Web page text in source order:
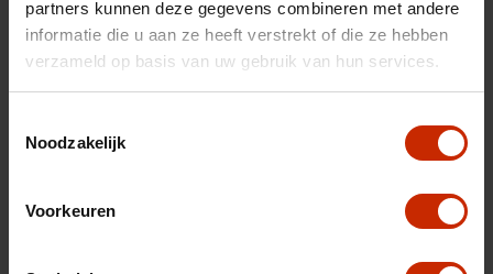
partners kunnen deze gegevens combineren met andere
informatie die u aan ze heeft verstrekt of die ze hebben
verzameld op basis van uw gebruik van hun services.
Noodzakelijk
Voorkeuren
Max trekgewicht
1500 kg
C02 uitstoot
54 g/km
Motorrijtuigen belasting € 333 - 365 per kwartaal
Energielabel
Topsnelheid